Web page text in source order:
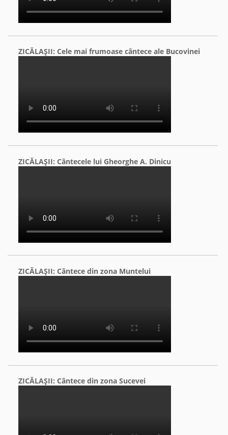
ZICĂLAŞII: Cele mai frumoase cântece ale Bucovinei
ZICĂLAŞII: Cântecele lui Gheorghe A. Dinicu
ZICĂLAŞII: Cântece din zona Muntelui
ZICĂLAŞII: Cântece din zona Sucevei